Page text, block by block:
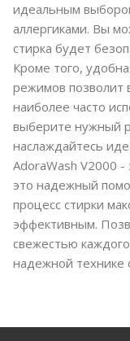
идеальным
аллергиками. Вы
стирка будет
Кроме того,
режимов позволит
наиболее часто
выберите нужный
наслаждайтесь
AdoraWash V2000
это надежный
процесс стирки
эффективным.
свежестью
надежной технике